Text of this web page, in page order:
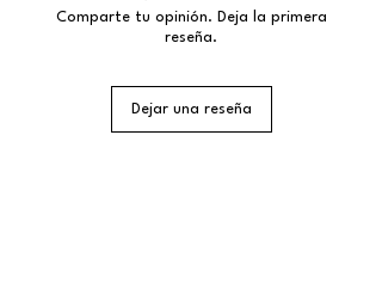
tras periodos de estrés cutáneo,
cambios de temperatura o
ideal cuando la piel “se queja” y
necesita volver a sentirse cómoda.
Comparte tu opinión. Deja la primera
reseña.
Dejar una reseña